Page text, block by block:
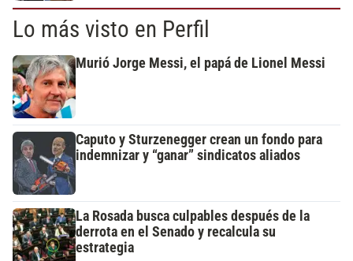
Lo más visto en Perfil
Murió Jorge Messi, el papá de Lionel Messi
Caputo y Sturzenegger crean un fondo para
indemnizar y “ganar” sindicatos aliados
La Rosada busca culpables después de la
derrota en el Senado y recalcula su
estrategia